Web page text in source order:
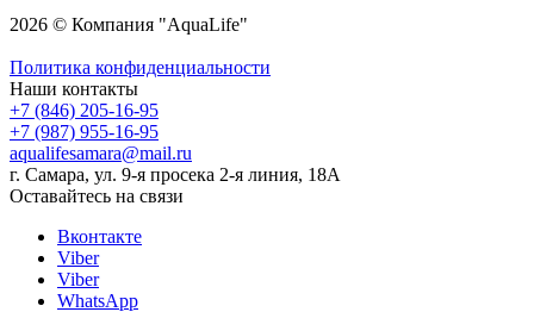
2026 © Компания "AquaLife"
Политика конфиденциальности
Наши контакты
+7 (846) 205-16-95
+7 (987) 955-16-95
aqualifesamara@mail.ru
г. Самара, ул. 9-я просека 2-я линия, 18А
Оставайтесь на связи
Вконтакте
Viber
Viber
WhatsApp